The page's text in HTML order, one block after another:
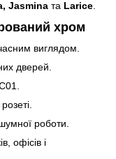
Jasmina та Larice
хром
виглядом.
дверей.
роботи.
офісів і